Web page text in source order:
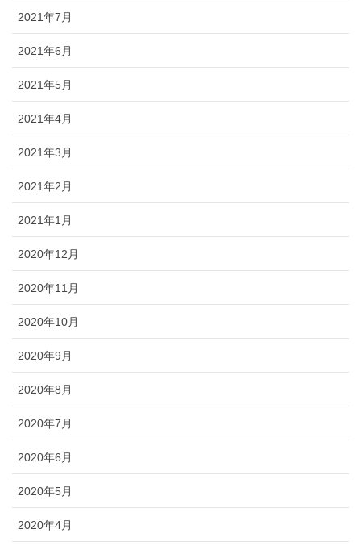
2021年7月
2021年6月
2021年5月
2021年4月
2021年3月
2021年2月
2021年1月
2020年12月
2020年11月
2020年10月
2020年9月
2020年8月
2020年7月
2020年6月
2020年5月
2020年4月